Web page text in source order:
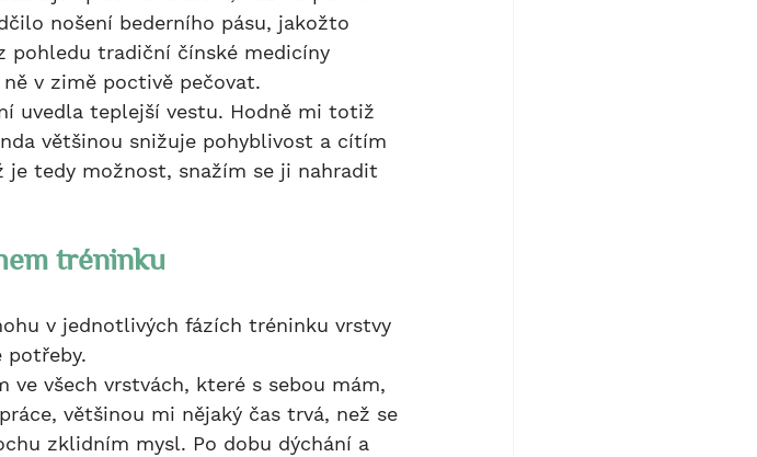
nošení bederního pásu, jakožto
pohledu tradiční čínské medicíny
v zimě poctivě pečovat.
většinou snižuje pohyblivost a cítím
je tedy možnost, snažím se ji nahradit
tréninku
potřeby.
většinou mi nějaký čas trvá, než se
zklidním mysl. Po dobu dýchání a